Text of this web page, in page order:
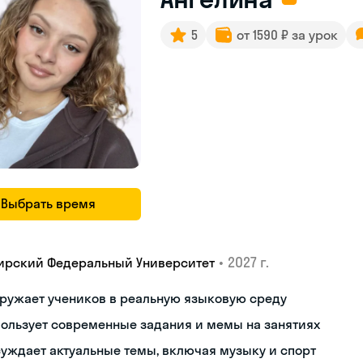
Выбрать время
5 от 1590 ₽ за урок
Федеральный Университет • 2027 г.
учеников в реальную языковую среду
современные задания и мемы на занятиях
актуальные темы, включая музыку и спорт